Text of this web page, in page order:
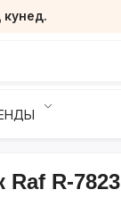
Raf R-7823